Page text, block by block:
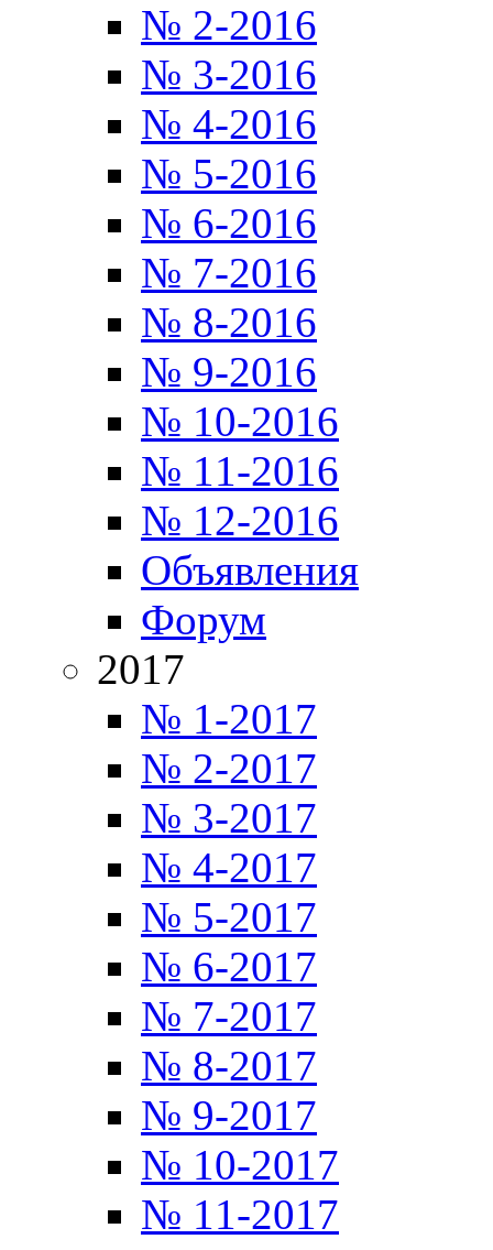
№ 2-2016
№ 3-2016
№ 4-2016
№ 5-2016
№ 6-2016
№ 7-2016
№ 8-2016
№ 9-2016
№ 10-2016
№ 11-2016
№ 12-2016
Объявления
Форум
2017
№ 1-2017
№ 2-2017
№ 3-2017
№ 4-2017
№ 5-2017
№ 6-2017
№ 7-2017
№ 8-2017
№ 9-2017
№ 10-2017
№ 11-2017